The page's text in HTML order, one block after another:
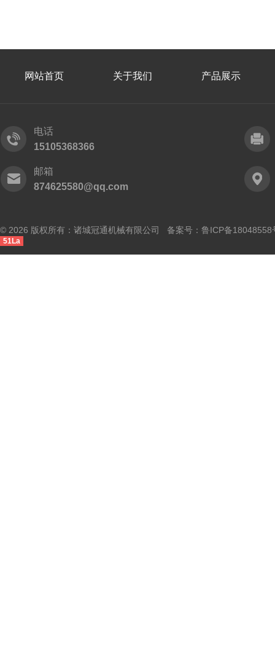
网站首页 关于我们 产品展示
电话
15105368366
邮箱
874625580@qq.com
© 2026 版权所有：诸城冠通机械有限公司 备案号： 鲁ICP备18048558
51La